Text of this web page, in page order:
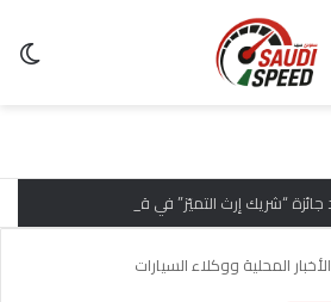
الأخبار المحلية ووكلاء السيارات